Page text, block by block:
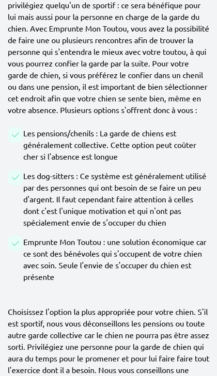
privilégiez quelqu'un de sportif : ce sera bénéfique pour
lui mais aussi pour la personne en charge de la garde du
chien. Avec Emprunte Mon Toutou, vous avez la possibilité
de faire une ou plusieurs rencontres afin de trouver la
personne qui s'entendra le mieux avec votre toutou, à qui
vous pourrez confier la garde par la suite. Pour votre
garde de chien, si vous préférez le confier dans un chenil
ou dans une pension, il est important de bien sélectionner
cet endroit afin que votre chien se sente bien, même en
votre absence. Plusieurs options s'offrent donc à vous :
Les pensions/chenils : La garde de chiens est
généralement collective. Cette option peut coûter
cher si l'absence est longue
Les dog-sitters : Ce système est généralement utilisé
par des personnes qui ont besoin de se faire un peu
d'argent. Il faut cependant faire attention à celles
dont c'est l'unique motivation et qui n'ont pas
spécialement envie de s'occuper du chien
Emprunte Mon Toutou : une solution économique car
ce sont des bénévoles qui s'occupent de votre chien
avec soin. Seule l'envie de s'occuper du chien est
présente
Choisissez l'option la plus appropriée pour votre chien. S'il
est sportif, nous vous déconseillons les pensions ou toute
autre garde collective car le chien ne pourra pas être assez
sorti. Privilégiez une personne pour la garde de chien qui
aura du temps pour le promener et pour lui faire faire tout
l'exercice dont il a besoin. Nous vous conseillons une